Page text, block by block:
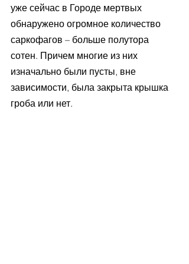
уже сейчас в Городе мертвых
обнаружено огромное количество
саркофагов – больше полутора
сотен. Причем многие из них
изначально были пусты, вне
зависимости, была закрыта крышка
гроба или нет.